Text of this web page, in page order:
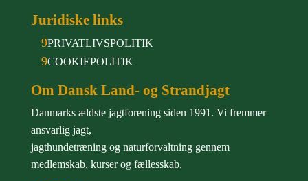
Juridiske links
9PRIVATLIVSPOLITIK
9COOKIEPOLITIK
Om Dansk Land- og Strandjagt
Danmarks ældste jagtforening siden 1991. Vi fremmer
ansvarlig jagt,
jagthundetræning og naturforvaltning gennem
medlemskab, kurser og fællesskab.